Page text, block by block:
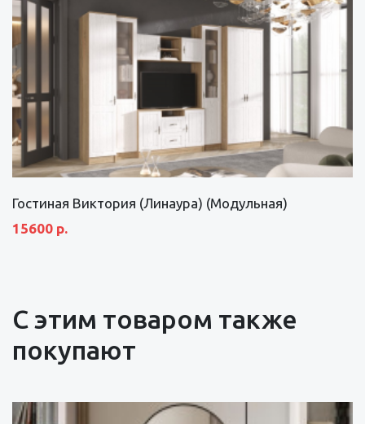
Гостиная Виктория (Линаура) (Модульная)
15600 р.
С этим товаром также
покупают